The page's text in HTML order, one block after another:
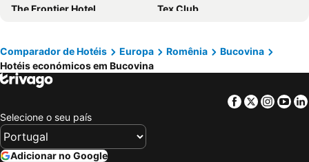
The Frontier Hotel
Tex Club
Comparador de Hotéis Europa Romênia
Bucovina
Hotéis económicos em Bucovina
Facebook
Twitter
Selecione o seu país
Adicionar no Google